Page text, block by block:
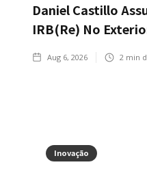
Daniel Castillo
IRB(Re) No
Aug 6, 2026 2 min
Inovação